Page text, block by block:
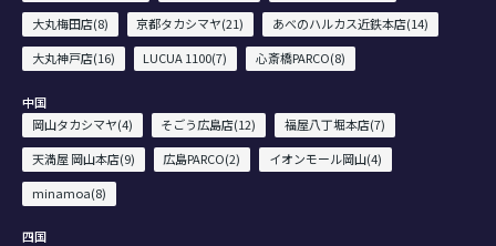
大丸梅田店(8)
京都タカシマヤ(21)
あべのハルカス近鉄本店(14)
大丸神戸店(16)
LUCUA 1100(7) 心斎橋PARCO(8)
中国
岡山タカシマヤ(4)
そごう広島店(12)
福屋八丁堀本店(7)
天満屋 岡山本店(9)
広島PARCO(2)
イオンモール岡山(4)
minamoa(8)
四国